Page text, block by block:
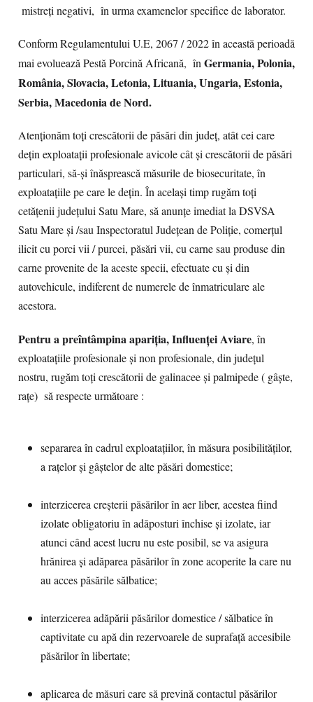
mistreți negativi, în urma examenelor specifice de laborator.
Conform Regulamentului U.E, 2067 / 2022 în această perioadă
mai evoluează Pestă Porcină Africană, înGermania, Polonia,
România, Slovacia, Letonia, Lituania, Ungaria, Estonia,
Serbia, Macedonia de Nord.
Atenționăm toți crescătorii de păsări din județ, atât cei care
dețin exploatații profesionale avicole cât și crescătorii de păsări
particulari, să-și înăsprească măsurile de biosecuritate, în
exploatațiile pe care le dețin. În același timp rugăm toți
cetățenii județului Satu Mare, să anunțe imediat la DSVSA
Satu Mare și /sau Inspectoratul Județean de Poliție, comerțul
ilicit cu porci vii / purcei, păsări vii, cu carne sau produse din
carne provenite de la aceste specii, efectuate cu și din
autovehicule, indiferent de numerele de înmatriculare ale
acestora.
Pentru a preîntâmpina apariția, Influenței Aviare, în
exploatațiile profesionale și non profesionale, din județul
nostru, rugăm toți crescătorii de galinacee și palmipede ( gâște,
rațe) să respecte următoare :
separarea în cadrul exploatațiilor, în măsura posibilităților,
a rațelor și gâștelor de alte păsări domestice;
interzicerea creșterii păsărilor în aer liber, acestea fiind
izolate obligatoriu în adăposturi închise și izolate, iar
atunci când acest lucru nu este posibil, se va asigura
hrănirea și adăparea păsărilor în zone acoperite la care nu
au acces păsările sălbatice;
interzicerea adăpării păsărilor domestice / sălbatice în
captivitate cu apă din rezervoarele de suprafață accesibile
păsărilor în libertate;
aplicarea de măsuri care să prevină contactul păsărilor